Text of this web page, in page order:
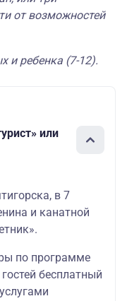
от возможностей
и ребенка (7-12).
или
в 7
и канатной
по программе
бесплатный